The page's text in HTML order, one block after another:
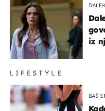
iz
LIFESTYLE
BAŠ